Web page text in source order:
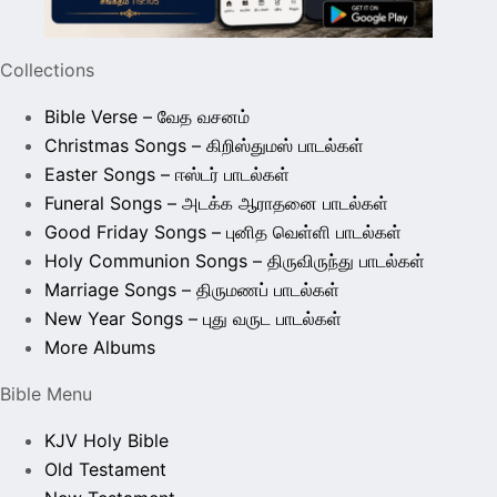
Collections
Bible Verse – வேத வசனம்
Christmas Songs – கிறிஸ்துமஸ் பாடல்கள்
Easter Songs – ஈஸ்டர் பாடல்கள்
Funeral Songs – அடக்க ஆராதனை பாடல்கள்
Good Friday Songs – புனித வெள்ளி பாடல்கள்
Holy Communion Songs – திருவிருந்து பாடல்கள்
Marriage Songs – திருமணப் பாடல்கள்
New Year Songs – புது வருட பாடல்கள்
More Albums
Bible Menu
KJV Holy Bible
Old Testament